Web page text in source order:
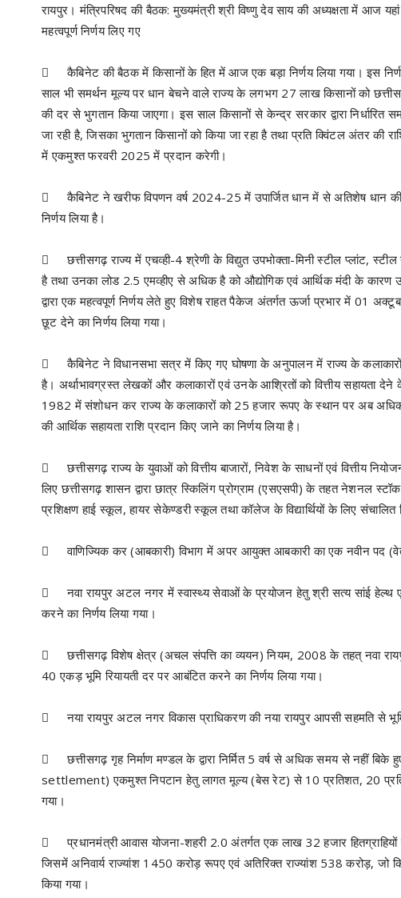
रायपुर। मंत्रिपरिषद की बैठक: मुख्यमंत्री श्री विष्णु देव साय की अध्यक्षता में
महत्वपूर्ण निर्णय लिए गए

कैबिनेट की बैठक में किसानों के हित में आज एक बड़ा निर्णय लिया गया। इस
साल भी समर्थन मूल्य पर धान बेचने वाले राज्य के लगभग 27 लाख किसानों को
की दर से भुगतान किया जाएगा। इस साल किसानों से केन्द्र सरकार द्वारा
जा रही है, जिसका भुगतान किसानों को किया जा रहा है तथा प्रति क्विंटल अंतर
में एकमुश्त फरवरी 2025 में प्रदान करेगी।

कैबिनेट ने खरीफ विपणन वर्ष 2024-25 में उपार्जित धान में से अतिशेष धान
निर्णय लिया है।

छत्तीसगढ़ राज्य में एचव्ही-4 श्रेणी के विद्युत उपभोक्ता-मिनी स्टील प्लांट,
है तथा उनका लोड 2.5 एमव्हीए से अधिक है को औद्योगिक एवं आर्थिक मंदी के कारण
द्वारा एक महत्वपूर्ण निर्णय लेते हुए विशेष राहत पैकेज अंतर्गत ऊर्जा प्रभार में
छूट देने का निर्णय लिया गया।

कैबिनेट ने विधानसभा सत्र में किए गए घोषणा के अनुपालन में राज्य के कलाकारों
है। अर्थाभावग्रस्त लेखकों और कलाकारों एवं उनके आश्रितों को वित्तीय सहायता देने
1982 में संशोधन कर राज्य के कलाकारों को 25 हजार रूपए के स्थान पर अब
की आर्थिक सहायता राशि प्रदान किए जाने का निर्णय लिया है।

छत्तीसगढ़ राज्य के युवाओं को वित्तीय बाजारों, निवेश के साधनों एवं वित्तीय
लिए छत्तीसगढ़ शासन द्वारा छात्र स्किलिंग प्रोग्राम (एसएसपी) के तहत नेशनल
प्रशिक्षण हाई स्कूल, हायर सेकेण्डरी स्कूल तथा कॉलेज के विद्यार्थियों के लिए संचालित
 वाणिज्यिक कर (आबकारी) विभाग में अपर आयुक्त आबकारी का एक नवीन पद

नवा रायपुर अटल नगर में स्वास्थ्य सेवाओं के प्रयोजन हेतु श्री सत्य सांई
करने का निर्णय लिया गया।

छत्तीसगढ़ विशेष क्षेत्र (अचल संपत्ति का व्ययन) नियम, 2008 के तहत्
40 एकड़ भूमि रियायती दर पर आबंटित करने का निर्णय लिया गया।
 नया रायपुर अटल नगर विकास प्राधिकरण की नया रायपुर आपसी सहमति से

छत्तीसगढ़ गृह निर्माण मण्डल के द्वारा निर्मित 5 वर्ष से अधिक समय से नहीं
settlement) एकमुश्त निपटान हेतु लागत मूल्य (बेस रेट) से 10 प्रतिशत, 20
गया।

प्रधानमंत्री आवास योजना-शहरी 2.0 अंतर्गत एक लाख 32 हजार
जिसमें अनिवार्य राज्यांश 1450 करोड़ रूपए एवं अतिरिक्त राज्यांश 538 करोड़, जो
किया गया।